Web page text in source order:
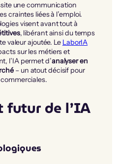
une communication
craintes liées à l’emploi.
visent avant tout à
, libérant ainsi du temps
valeur ajoutée. Le LaborIA
sur les métiers et
l’IA permet d’analyser en
– un atout décisif pour
futur de l’IA